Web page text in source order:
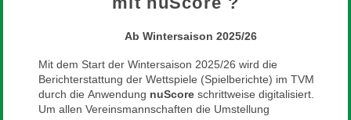
Ab Wintersaison 2025/26
Mit dem Start der Wintersaison 2025/26 wird die
Berichterstattung der Wettspiele (Spielberichte) im TVM
durch die Anwendung nuScoreschrittweise digitalisiert.
Um allen Vereinsmannschaften die Umstellung